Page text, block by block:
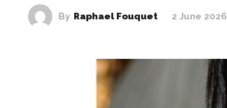
By Raphael Fouquet 2 June 2026